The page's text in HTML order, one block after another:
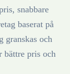
snabbare
baserat på
granskas och
bättre pris och